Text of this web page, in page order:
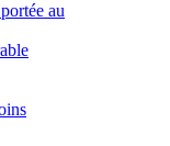
au